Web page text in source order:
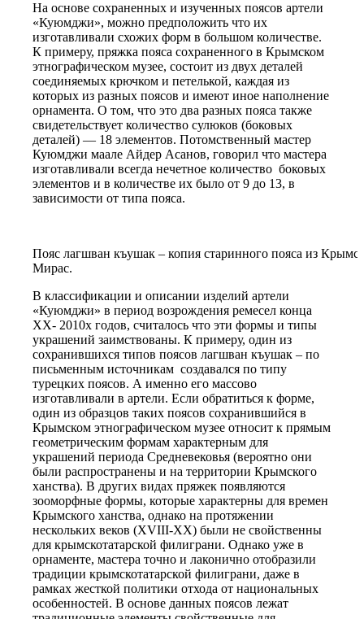
На основе сохраненных и изученных поясов артели
«Куюмджи», можно предположить что их
изготавливали схожих форм в большом количестве.
К примеру, пряжка пояса сохраненного в Крымском
этнографическом музее, состоит из двух деталей
соединяемых крючком и петелькой, каждая из
которых из разных поясов и имеют иное наполнение
орнамента. О том, что это два разных пояса также
свидетельствует количество сулюков (боковых
деталей) — 18 элементов. Потомственный мастер
Куюмджи маале Айдер Асанов, говорил что мастера
изготавливали всегда нечетное количество боковых
элементов и в количестве их было от 9 до 13, в
зависимости от типа пояса.
Пояс лагшван къушак – копия старинного пояса из
Мирас.
В классификации и описании изделий артели
«Куюмджи» в период возрождения ремесел конца
ХХ- 2010х годов, считалось что эти формы и типы
украшений заимствованы. К примеру, один из
сохранившихся типов поясов лагшван къушак – по
письменным источникам создавался по типу
турецких поясов. А именно его массово
изготавливали в артели. Если обратиться к форме,
один из образцов таких поясов сохранившийся в
Крымском этнографическом музее относит к прямым
геометрическим формам характерным для
украшений периода Средневековья (вероятно они
были распространены и на территории Крымского
ханства). В других видах пряжек появляются
зооморфные формы, которые характерны для времен
Крымского ханства, однако на протяжении
нескольких веков (XVIII-XX) были не свойственны
для крымскотатарской филиграни. Однако уже в
орнаменте, мастера точно и лаконично отобразили
традиции крымскотатарской филиграни, даже в
рамках жесткой политики отхода от национальных
особенностей. В основе данных поясов лежат